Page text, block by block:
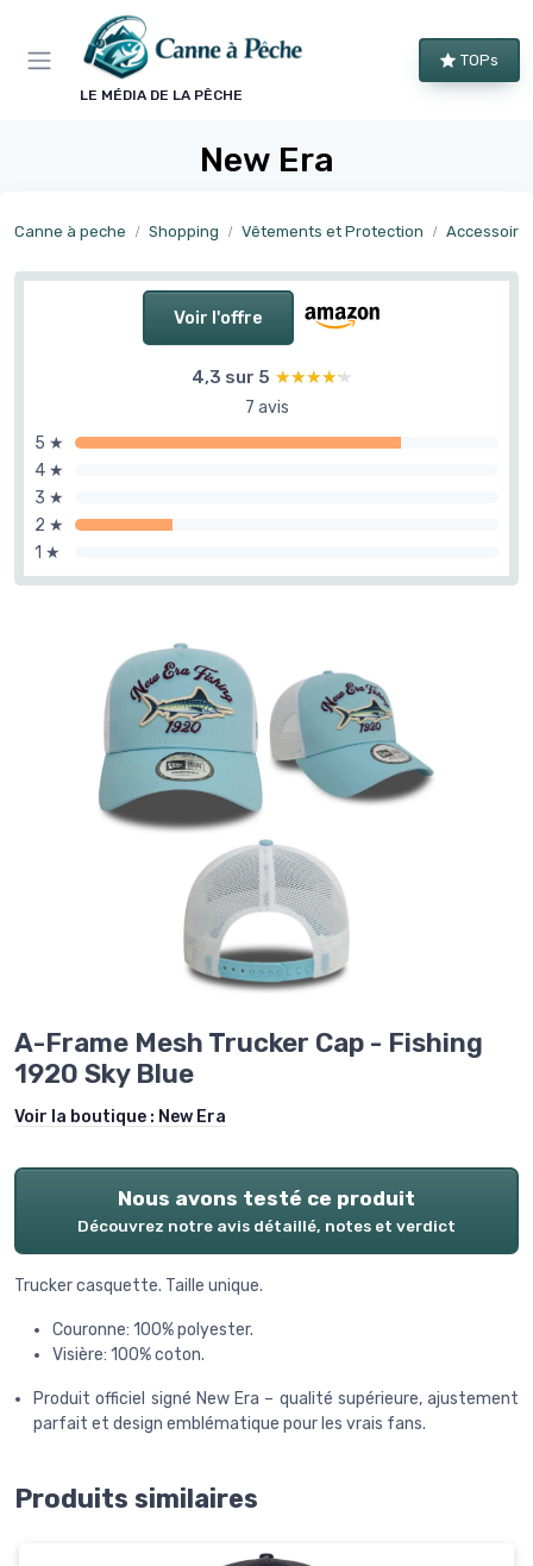
LE MÉDIA DE LA PÊCHE
TOPs
New Era
Canne à peche Shopping Vêtements et Protection
Voir l'offre
4,3 sur 5 ★★★★★
★★★★★
7 avis
5 ★
4 ★
3 ★
2 ★
1 ★
A-Frame Mesh Trucker Cap - Fishing
1920 Sky Blue
Voir la boutique : New Era
Nous avons testé ce produit
Découvrez notre avis détaillé, notes et verdict
Trucker casquette. Taille unique.
Couronne: 100% polyester.
Visière: 100% coton.
Produit officiel signé New Era – qualité supérieure, ajustement
parfait et design emblématique pour les vrais fans.
Produits similaires
Panneau de gestion des cookies